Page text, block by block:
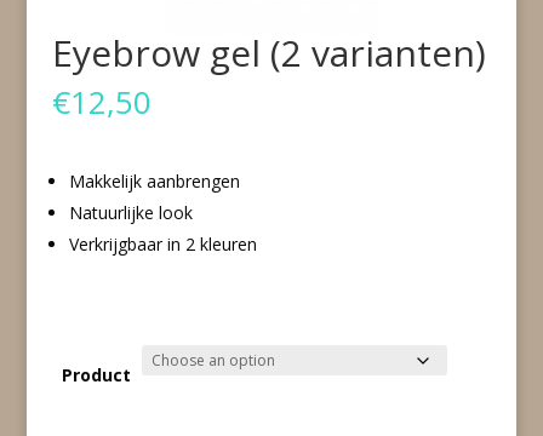
Eyebrow gel (2 varianten)
€12,50
Makkelijk aanbrengen
Natuurlijke look
Verkrijgbaar in 2 kleuren
Product